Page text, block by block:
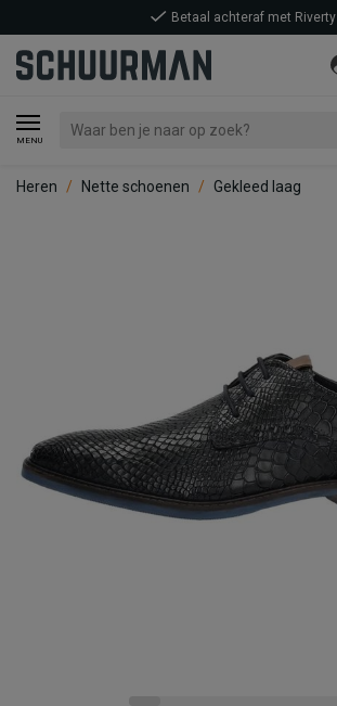
MENU
Betaal achteraf met Riverty
Heren Nette schoenen Gekleed laag